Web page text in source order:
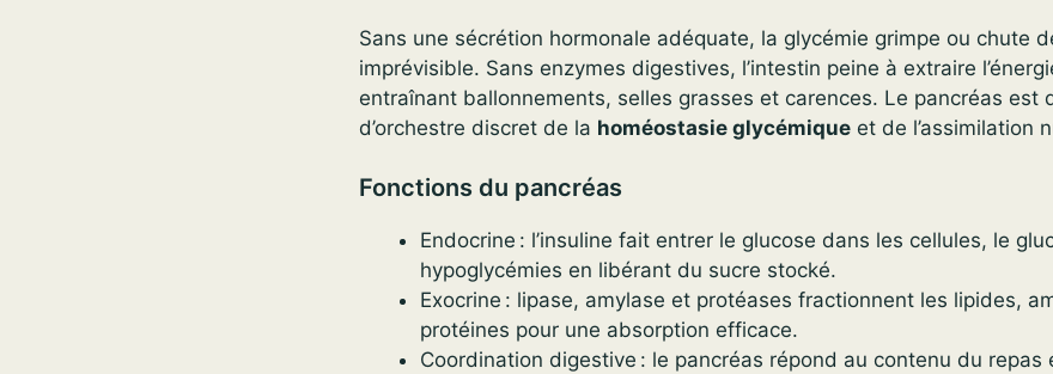
Sans une sécrétion hormonale adéquate, la glycémie grimpe ou chute
imprévisible. Sans enzymes digestives, l’intestin peine à extraire
entraînant ballonnements, selles grasses et carences. Le pancréas est
d’orchestre discret de la homéostasie glycémique et de l’assimilation
Fonctions du pancréas
Endocrine : l’insuline fait entrer le glucose dans les cellules, le
hypoglycémies en libérant du sucre stocké.
Exocrine : lipase, amylase et protéases fractionnent les lipides,
protéines pour une absorption efficace.
Coordination digestive : le pancréas répond au contenu du repas